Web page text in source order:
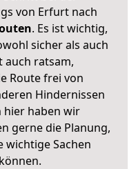
von Erfurt nach
. Es ist wichtig,
sicher als auch
auch ratsam,
Route frei von
Hindernissen
hier haben wir
gerne die Planung,
wichtige Sachen